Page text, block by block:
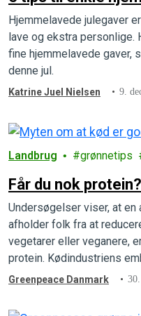
Hjemmelavede julegaver
lave og ekstra
fine hjemmelavede gaver,
denne jul.
Katrine Juel Nielsen 9.
Landbrug grønnetips
Får du nok protein?
Undersøgelser viser, at
afholder folk fra at
vegetarer eller veganere,
protein. Kødindustriens
bestræber sig på at
kødprodukter som
Greenpeace Danmark